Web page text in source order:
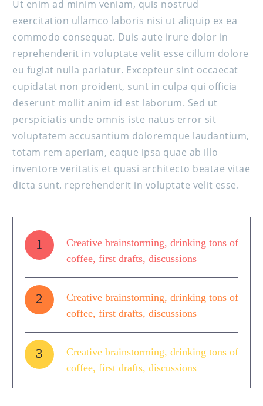
Ut enim ad minim veniam, quis nostrud
exercitation ullamco laboris nisi ut aliquip ex ea
commodo consequat. Duis aute irure dolor in
reprehenderit in voluptate velit esse cillum dolore
eu fugiat nulla pariatur. Excepteur sint occaecat
cupidatat non proident, sunt in culpa qui officia
deserunt mollit anim id est laborum. Sed ut
perspiciatis unde omnis iste natus error sit
voluptatem accusantium doloremque laudantium,
totam rem aperiam, eaque ipsa quae ab illo
inventore veritatis et quasi architecto beatae vitae
dicta sunt. reprehenderit in voluptate velit esse.
1
Creative brainstorming, drinking tons of
coffee, first drafts, discussions
2
Creative brainstorming, drinking tons of
coffee, first drafts, discussions
3
Creative brainstorming, drinking tons of
coffee, first drafts, discussions